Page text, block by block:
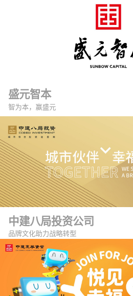
盛元智本
智为本，赢盛元
中建八局投资公司
品牌文化助力战略转型